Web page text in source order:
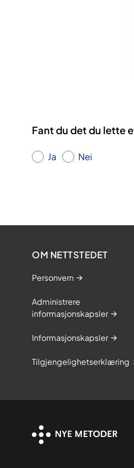
Fant du det du lette
Ja Nei
OM NETTSTEDET
Personvern
Administrere
informasjonskapsler
Informasjonskapsler
Tilgjengelighetserklæring